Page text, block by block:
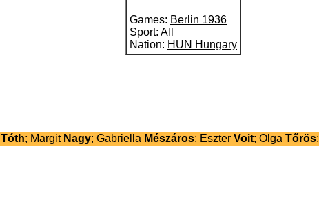
Games: Berlin 1936
Sport: All
Nation: HUN Hungary
Tóth; Margit Nagy; Gabriella Mészáros; Eszter Voit; Olga Tőrös;